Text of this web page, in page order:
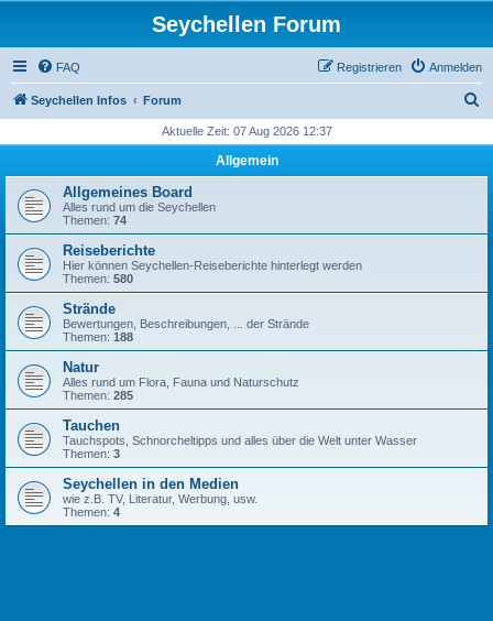
Seychellen Forum
FAQ Anmelden
Registrieren
Seychellen Infos Forum
h
Aktuelle Zeit: 07 Aug 2026 12:37
Allgemein
Allgemeines Board
Alles rund um die Seychellen
Themen: 74
Reiseberichte
Hier können Seychellen-Reiseberichte hinterlegt werden
Themen: 580
Strände
Bewertungen, Beschreibungen, ... der Strände
Themen: 188
Natur
Alles rund um Flora, Fauna und Naturschutz
Themen: 285
Tauchen
Tauchspots, Schnorcheltipps und alles über die Welt unter Wasser
Themen: 3
Seychellen in den Medien
wie z.B. TV, Literatur, Werbung, usw.
Themen: 4